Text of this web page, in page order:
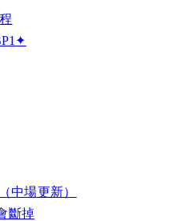
中場更新）
斷掉